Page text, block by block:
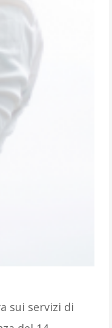
sui servizi di